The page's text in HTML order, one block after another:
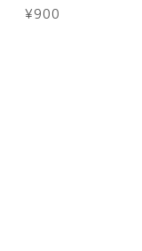
¥900